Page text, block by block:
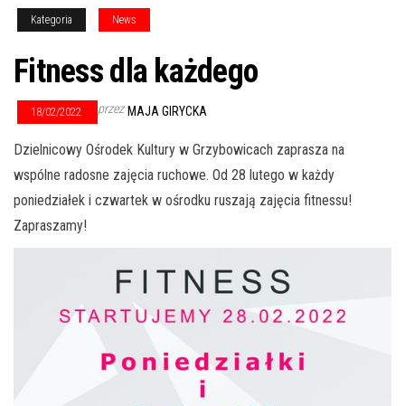
Kategoria News
Fitness dla każdego
18/02/2022 przez MAJA GIRYCKA
Dzielnicowy Ośrodek Kultury w Grzybowicach zaprasza na
wspólne radosne zajęcia ruchowe. Od 28 lutego w każdy
poniedziałek i czwartek w ośrodku ruszają zajęcia fitnessu!
Zapraszamy!